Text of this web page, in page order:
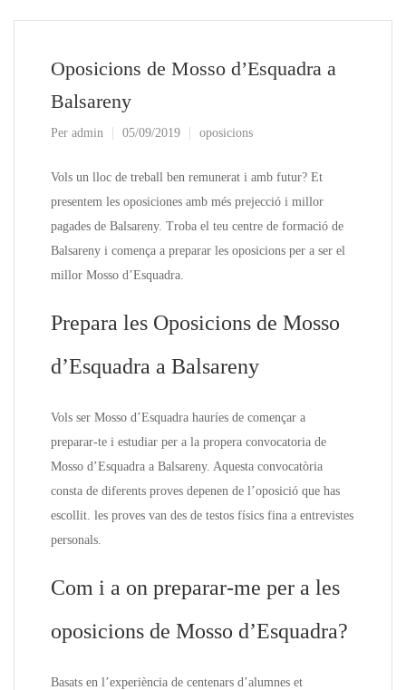
Oposicions de Mosso d’Esquadra a
Balsareny
Per admin 05/09/2019 oposicions
Vols un lloc de treball ben remunerat i amb futur? Et
presentem les oposiciones amb més prejecció i millor
pagades de Balsareny. Troba el teu centre de formació de
Balsareny i comença a preparar les oposicions per a ser el
millor Mosso d’Esquadra.
Prepara les Oposicions de Mosso
d’Esquadra a Balsareny
Vols ser Mosso d’Esquadra hauríes de començar a
preparar-te i estudiar per a la propera convocatoria de
Mosso d’Esquadra a Balsareny. Aquesta convocatòria
consta de diferents proves depenen de l’oposició que has
escollit. les proves van des de testos físics fina a entrevistes
personals.
Com i a on preparar-me per a les
oposicions de Mosso d’Esquadra?
Basats en l’experiència de centenars d’alumnes et